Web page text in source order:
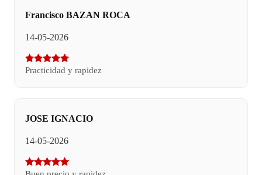
Francisco BAZAN ROCA
14-05-2026
Practicidad y rapidez
JOSE IGNACIO
14-05-2026